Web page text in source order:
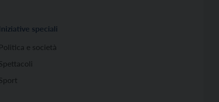
Iniziative speciali
Politica e società